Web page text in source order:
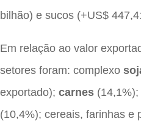
bilhão) e sucos (+US$
Em relação ao valor
setores foram: complexo
exportado); carnes
(10,4%); cereais, farinhas e